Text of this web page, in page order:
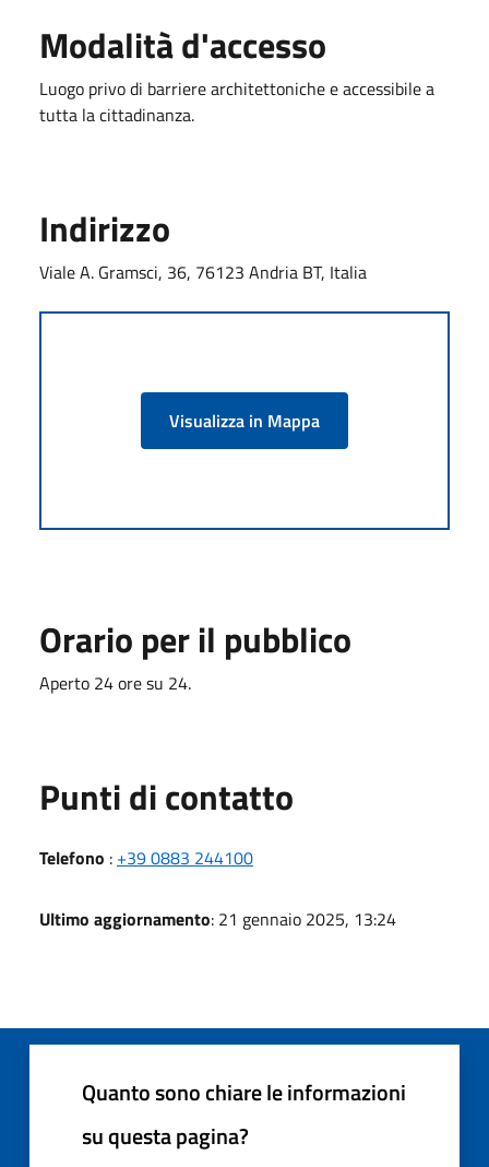
Modalità d'accesso
Luogo privo di barriere architettoniche e accessibile a
tutta la cittadinanza.
Indirizzo
Viale A. Gramsci, 36, 76123 Andria BT, Italia
Visualizza in Mappa
Orario per il pubblico
Aperto 24 ore su 24.
Punti di contatto
Telefono : +39 0883 244100
Ultimo aggiornamento: 21 gennaio 2025, 13:24
Quanto sono chiare le informazioni
su questa pagina?